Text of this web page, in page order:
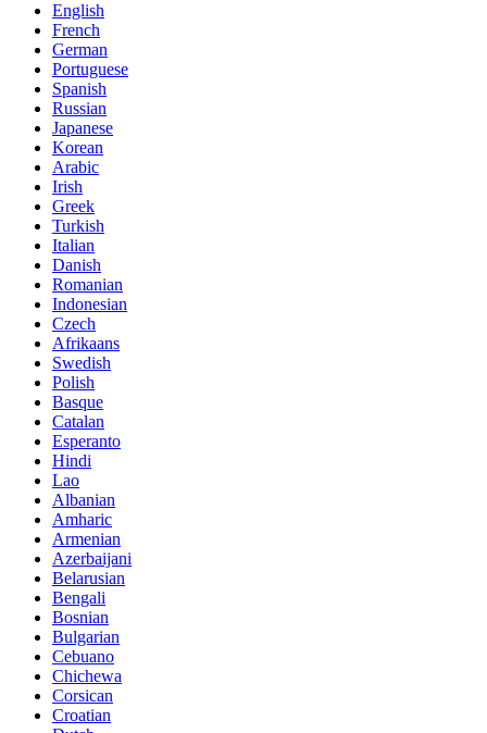
English
French
German
Portuguese
Spanish
Russian
Japanese
Korean
Arabic
Irish
Greek
Turkish
Italian
Danish
Romanian
Indonesian
Czech
Afrikaans
Swedish
Polish
Basque
Catalan
Esperanto
Hindi
Lao
Albanian
Amharic
Armenian
Azerbaijani
Belarusian
Bengali
Bosnian
Bulgarian
Cebuano
Chichewa
Corsican
Croatian